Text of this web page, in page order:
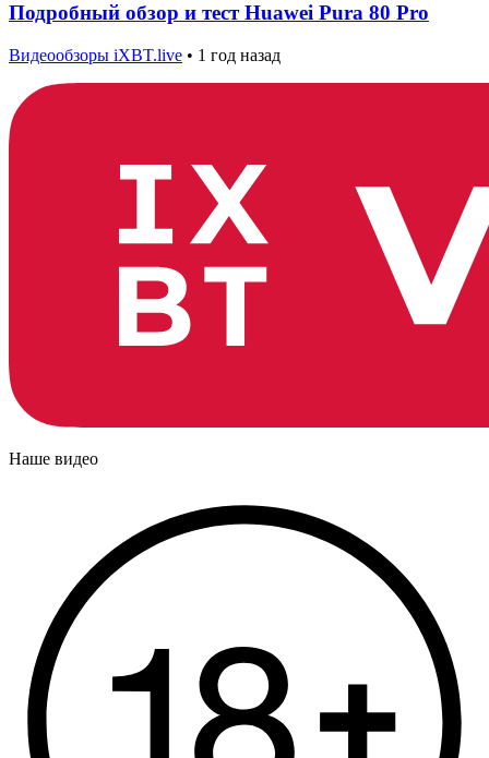
Подробный обзор и тест Huawei Pura 80 Pro
Видеообзоры iXBT.live • 1 год назад
Наше видео